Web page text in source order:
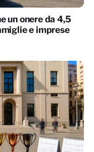
un onere da 4,5
e imprese